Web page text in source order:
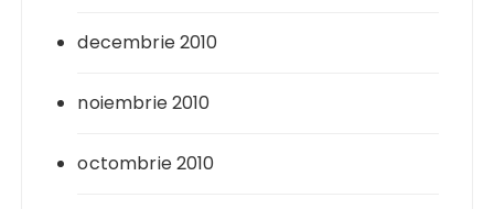
decembrie 2010
noiembrie 2010
octombrie 2010